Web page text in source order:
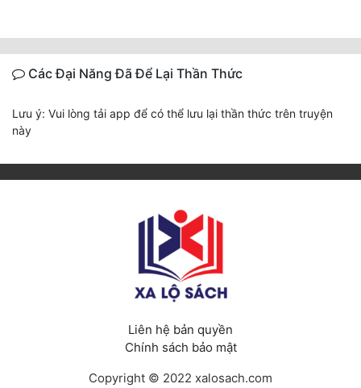
Các Đại Năng Đã Để Lại Thần Thức
Lưu ý: Vui lòng tải app để có thể lưu lại thần thức trên truyện
này
Liên hệ bản quyền
Chính sách bảo mật
Copyright © 2022 xalosach.com